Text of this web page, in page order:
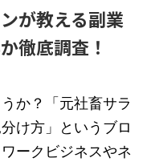
が教える副業
徹底調査！
か？「元社畜サラ
け方」というブロ
ークビジネスやネ